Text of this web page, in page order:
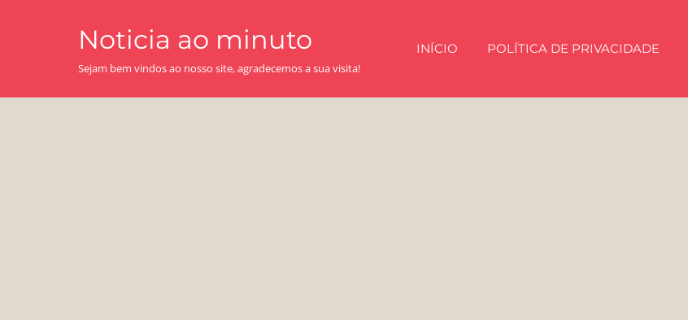
Noticia ao minuto
Sejam bem vindos ao nosso site, agradecemos a sua visita!
INÍCIO POLÍTICA DE PRIVACIDADE